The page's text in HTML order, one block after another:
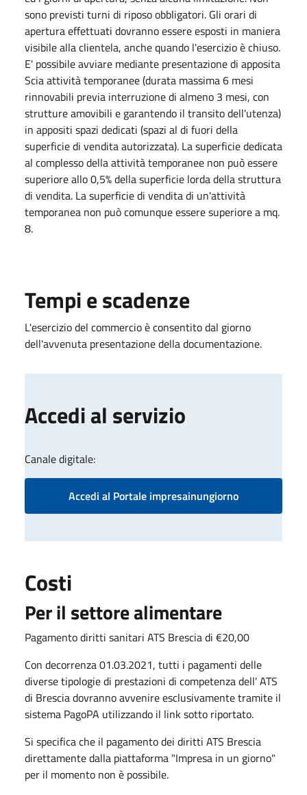
sono previsti turni di riposo obbligatori. Gli orari di
apertura effettuati dovranno essere esposti in maniera
visibile alla clientela, anche quando l'esercizio è chiuso.
E' possibile avviare mediante presentazione di apposita
Scia attività temporanee (durata massima 6 mesi
rinnovabili previa interruzione di almeno 3 mesi, con
strutture amovibili e garantendo il transito dell'utenza)
in appositi spazi dedicati (spazi al di fuori della
superficie di vendita autorizzata). La superficie dedicata
al complesso della attività temporanee non può essere
superiore allo 0,5% della superficie lorda della struttura
di vendita. La superficie di vendita di un'attività
temporanea non può comunque essere superiore a mq.
8.
Tempi e scadenze
L'esercizio del commercio è consentito dal giorno
dell'avvenuta presentazione della documentazione.
Accedi al servizio
Canale digitale:
Accedi al Portale impresainungiorno
Costi
Per il settore alimentare
Pagamento diritti sanitari ATS Brescia di €20,00
Con decorrenza 01.03.2021, tutti i pagamenti delle
diverse tipologie di prestazioni di competenza dell' ATS
di Brescia dovranno avvenire esclusivamente tramite il
sistema PagoPA utilizzando il link sotto riportato.
Si specifica che il pagamento dei diritti ATS Brescia
direttamente dalla piattaforma "Impresa in un giorno"
per il momento non è possibile.